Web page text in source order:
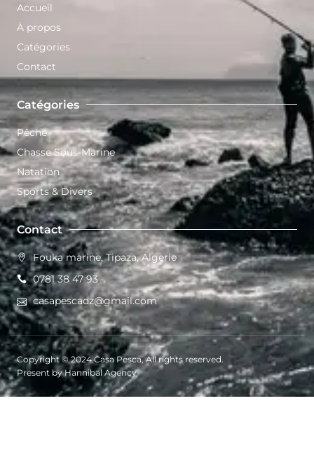
Accueil
À propos
Catégories
Contact
Catégories
Pêche
Chasse Sous-Marine
Natation
Sports & Divers
Contact
Fouka marine, Tipaza, Algerie
0781 38 47 93
casapescadz@gmail.com
Copyright © 2024 Casa Pesca, All rights reserved.
Present by Hannibal Agency